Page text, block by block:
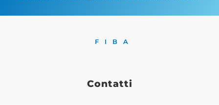
FIBA
Contatti